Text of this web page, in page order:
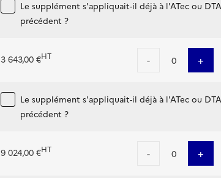
Le supplément s'appliquait-il déjà à l'ATec ou DTA
précédent ?
3 643,00 €HT - 0 +
Le supplément s'appliquait-il déjà à l'ATec ou DTA
précédent ?
9 024,00 €HT - 0 +